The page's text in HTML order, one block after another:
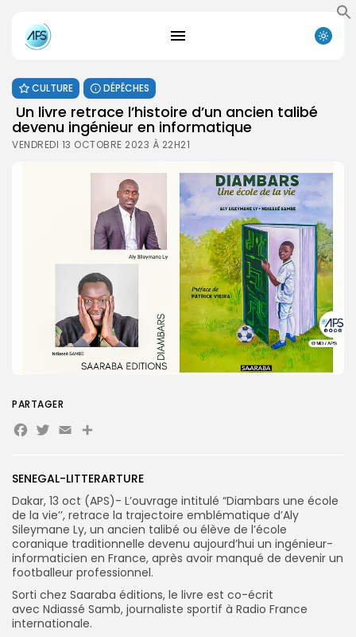
Search
for:
CULTURE DÉPÊCHES
Un livre retrace l’histoire d’un ancien talibé
devenu ingénieur en informatique
VENDREDI 13 OCTOBRE 2023 À 22H21
SENEGAL-LITTERARTURE
Dakar, 13 oct (APS)- L’ouvrage intitulé “Diambars une école
de la vie’’, retrace la trajectoire emblématique d’Aly
Sileymane Ly, un ancien talibé ou élève de l’école
coranique traditionnelle devenu aujourd’hui un ingénieur-
informaticien en France, après avoir manqué de devenir un
footballeur professionnel.
Sorti chez Saaraba éditions, le livre est co-écrit
avec Ndiassé Samb, journaliste sportif à Radio France
internationale.
PARTAGER
Facebook
Twitter
EmailPartager